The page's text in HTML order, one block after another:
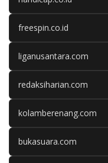
freespin.co.id
liganusantara.com
redaksiharian.com
kolamberenang.com
bukasuara.com